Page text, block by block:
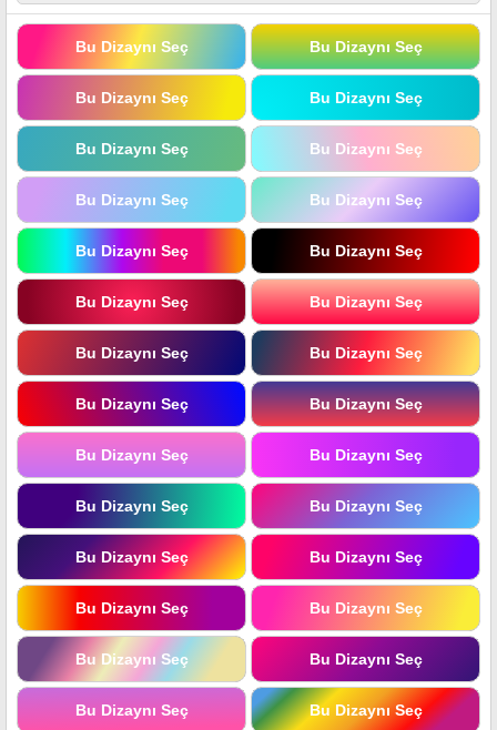
Bu Dizaynı Seç Bu Dizaynı Seç
Bu Dizaynı Seç Bu Dizaynı Seç
Bu Dizaynı Seç Bu Dizaynı Seç
Bu Dizaynı Seç Bu Dizaynı Seç
Bu Dizaynı Seç Bu Dizaynı Seç
Bu Dizaynı Seç Bu Dizaynı Seç
Bu Dizaynı Seç Bu Dizaynı Seç
Bu Dizaynı Seç Bu Dizaynı Seç
Bu Dizaynı Seç Bu Dizaynı Seç
Bu Dizaynı Seç Bu Dizaynı Seç
Bu Dizaynı Seç Bu Dizaynı Seç
Bu Dizaynı Seç Bu Dizaynı Seç
Bu Dizaynı Seç Bu Dizaynı Seç
Bu Dizaynı Seç Bu Dizaynı Seç